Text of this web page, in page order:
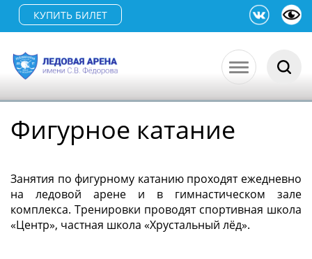
КУПИТЬ БИЛЕТ
Фигурное катание
Занятия по фигурному катанию проходят ежедневно
на ледовой арене и в гимнастическом зале
комплекса. Тренировки проводят спортивная школа
«Центр», частная школа «Хрустальный лёд».